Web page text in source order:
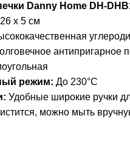
Danny Home DH-
x 5 см
антипригарное
режим: До 230°C
Удобные широкие ручки
можно мыть